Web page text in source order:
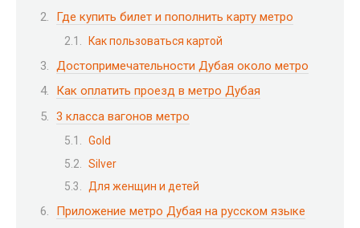
Где купить билет и пополнить карту метро
Как пользоваться картой
Достопримечательности Дубая около метро
Как оплатить проезд в метро Дубая
3 класса вагонов метро
Gold
Silver
Для женщин и детей
Приложение метро Дубая на русском языке